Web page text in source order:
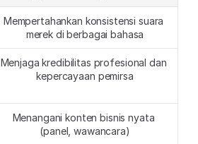
Mempertahankan konsistensi suara
merek di berbagai bahasa
Menjaga kredibilitas profesional dan
kepercayaan pemirsa
Menangani konten bisnis nyata
(panel, wawancara)